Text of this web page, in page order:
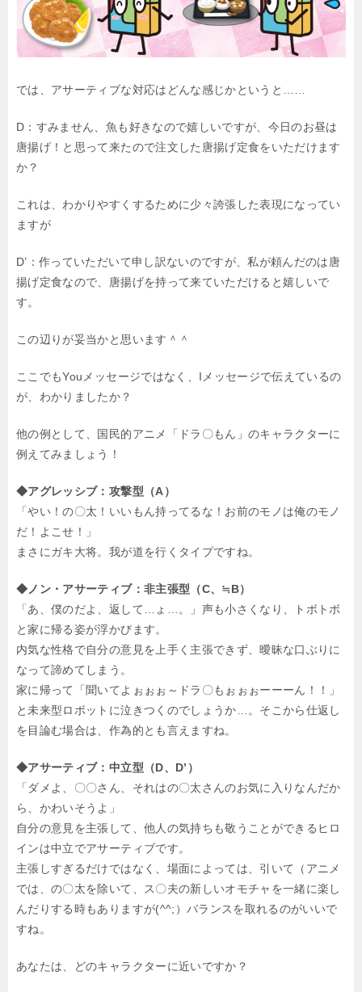
では、アサーティブな対応はどんな感じかというと……
D：すみません、魚も好きなので嬉しいですが、今日のお昼は
唐揚げ！と思って来たので注文した唐揚げ定食をいただけます
か？
これは、わかりやすくするために少々誇張した表現になってい
ますが
D’：作っていただいて申し訳ないのですが、私が頼んだのは唐
揚げ定食なので、唐揚げを持って来ていただけると嬉しいで
す。
この辺りが妥当かと思います＾＾
ここでもYouメッセージではなく、Iメッセージで伝えているの
が、わかりましたか？
他の例として、国民的アニメ「ドラ〇もん」のキャラクターに
例えてみましょう！
◆アグレッシブ：攻撃型（A）
「やい！の〇太！いいもん持ってるな！お前のモノは俺のモノ
だ！よこせ！」
まさにガキ大将。我が道を行くタイプですね。
◆ノン・アサーティブ：非主張型（C、≒B）
「あ、僕のだよ、返して…ょ…。」声も小さくなり、トボトボ
と家に帰る姿が浮かびます。
内気な性格で自分の意見を上手く主張できず、曖昧な口ぶりに
なって諦めてしまう。
家に帰って「聞いてよぉぉぉ～ドラ〇もぉぉぉーーーん！！」
と未来型ロボットに泣きつくのでしょうか…。そこから仕返し
を目論む場合は、作為的とも言えますね。
◆アサーティブ：中立型（D、D’）
「ダメよ、〇〇さん、それはの〇太さんのお気に入りなんだか
ら、かわいそうよ」
自分の意見を主張して、他人の気持ちも敬うことができるヒロ
インは中立でアサーティブです。
主張しすぎるだけではなく、場面によっては、引いて（アニメ
では、の〇太を除いて、ス〇夫の新しいオモチャを一緒に楽し
んだりする時もありますが(^^;）バランスを取れるのがいいで
すね。
あなたは、どのキャラクターに近いですか？